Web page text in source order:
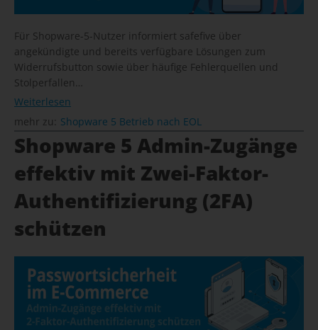
Für Shopware-5-Nutzer informiert safefive über
angekündigte und bereits verfügbare Lösungen zum
Widerrufsbutton sowie über häufige Fehlerquellen und
Stolperfallen…
Weiterlesen
mehr zu: Shopware 5 Betrieb nach EOL
Shopware 5 Admin-Zugänge
effektiv mit Zwei-Faktor-
Authentifizierung (2FA)
schützen